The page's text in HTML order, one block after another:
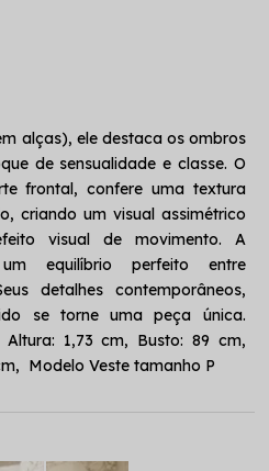
alças), ele destaca os ombros
de sensualidade e classe. O
frontal, confere uma textura
criando um visual assimétrico
visual de movimento. A
equilíbrio perfeito entre
detalhes contemporâneos,
se torne uma peça única.
Altura: 1,73 cm, Busto: 89 cm,
Modelo Veste tamanho P